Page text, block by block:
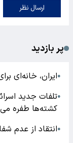
ارسال نظر
پر بازدید
●ایران، خانه‌ای
●تلفات جدید
کشته‌ها طفره
●انتقاد از عدم